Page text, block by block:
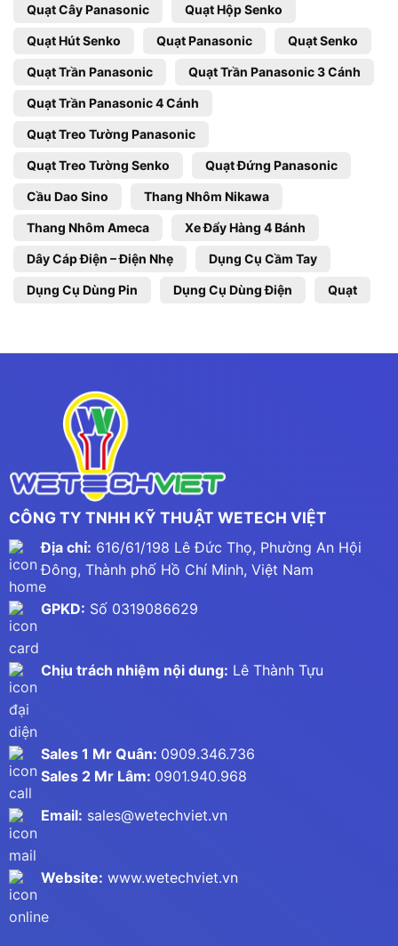
Quạt Cây Panasonic Quạt Hộp Senko
Quạt Hút Senko Quạt Panasonic Quạt Senko
Quạt Trần Panasonic Quạt Trần Panasonic 3 Cánh
Quạt Trần Panasonic 4 Cánh
Quạt Treo Tường Panasonic
Quạt Treo Tường Senko Quạt Đứng Panasonic
Cầu Dao Sino Thang Nhôm Nikawa
Thang Nhôm Ameca Xe Đẩy Hàng 4 Bánh
Dây Cáp Điện – Điện Nhẹ Dụng Cụ Cầm Tay
Dụng Cụ Dùng Pin Dụng Cụ Dùng Điện Quạt
CÔNG TY TNHH KỸ THUẬT WETECH VIỆT
Địa chỉ: 616/61/198 Lê Đức Thọ, Phường An Hội
Đông, Thành phố Hồ Chí Minh, Việt Nam
GPKD: Số 0319086629
Chịu trách nhiệm nội dung: Lê Thành Tựu
Sales 1 Mr Quân: 0909.346.736
Sales 2 Mr Lâm: 0901.940.968
Email: sales@wetechviet.vn
Website: www.wetechviet.vn